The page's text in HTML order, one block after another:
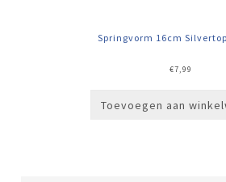
Springvorm 16cm
€7,99
Toevoegen aan